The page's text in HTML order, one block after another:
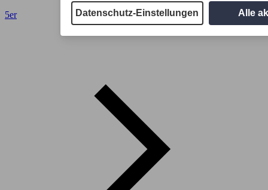
Datenschutz-Einstellungen Alle
5er